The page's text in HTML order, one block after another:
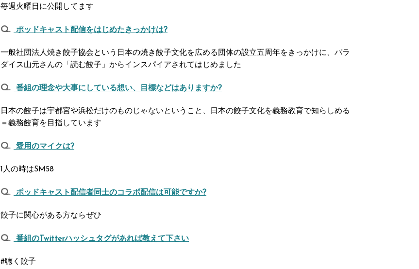
毎週火曜日に公開してます
ポッドキャスト配信をはじめたきっかけは?
一般社団法人焼き餃子協会という日本の焼き餃子文化を広める団体の設立五周年をきっかけに、パラ
ダイス山元さんの「読む餃子」からインスパイアされてはじめました
番組の理念や大事にしている想い、目標などはありますか?
日本の餃子は宇都宮や浜松だけのものじゃないということ、日本の餃子文化を義務教育で知らしめる
＝義務餃育を目指しています
愛用のマイクは?
1人の時はSM58
ポッドキャスト配信者同士のコラボ配信は可能ですか?
餃子に関心がある方ならぜひ
番組のTwitterハッシュタグがあれば教えて下さい
#聴く餃子